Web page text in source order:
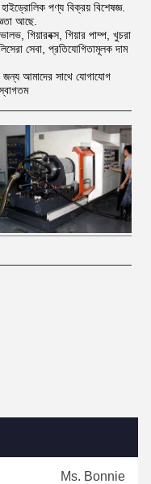
পণ্য বিক্রয় বিশেষজ্ঞ.
আছে.
গিয়ারবক্স, গিয়ার পাম্প, খুচরা
সেবা, প্রতিযোগিতামূলক দাম
জন্য আমাদের সাথে যোগাযোগ
Ms. Bonnie